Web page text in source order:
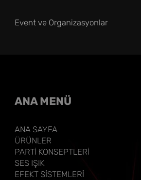
Event ve Organizasyonlar
ANA MENÜ
ANA SAYFA
ÜRÜNLER
PARTİ KONSEPTLERİ
SES IŞIK
EFEKT SİSTEMLERİ